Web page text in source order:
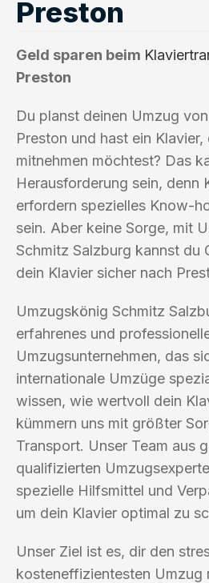
Preston
Geld sparen beim
Preston
Du planst deinen Umzug
Preston und hast ein
mitnehmen möchtest? Das
Herausforderung sein, denn
erfordern spezielles Know-
sein. Aber keine Sorge, mit
Schmitz Salzburg kannst du
dein Klavier sicher nach
Umzugskönig Schmitz
erfahrenes und
Umzugsunternehmen, das
internationale Umzüge
wissen, wie wertvoll dein
kümmern uns mit größter
Transport. Unser Team aus
qualifizierten
spezielle Hilfsmittel und
um dein Klavier optimal zu
Unser Ziel ist es, dir den
kosteneffizientesten Umzug